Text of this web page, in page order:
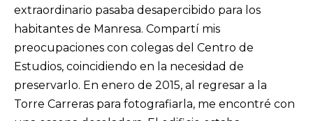
extraordinario pasaba desapercibido para los
habitantes de Manresa. Compartí mis
preocupaciones con colegas del Centro de
Estudios, coincidiendo en la necesidad de
preservarlo. En enero de 2015, al regresar a la
Torre Carreras para fotografiarla, me encontré con